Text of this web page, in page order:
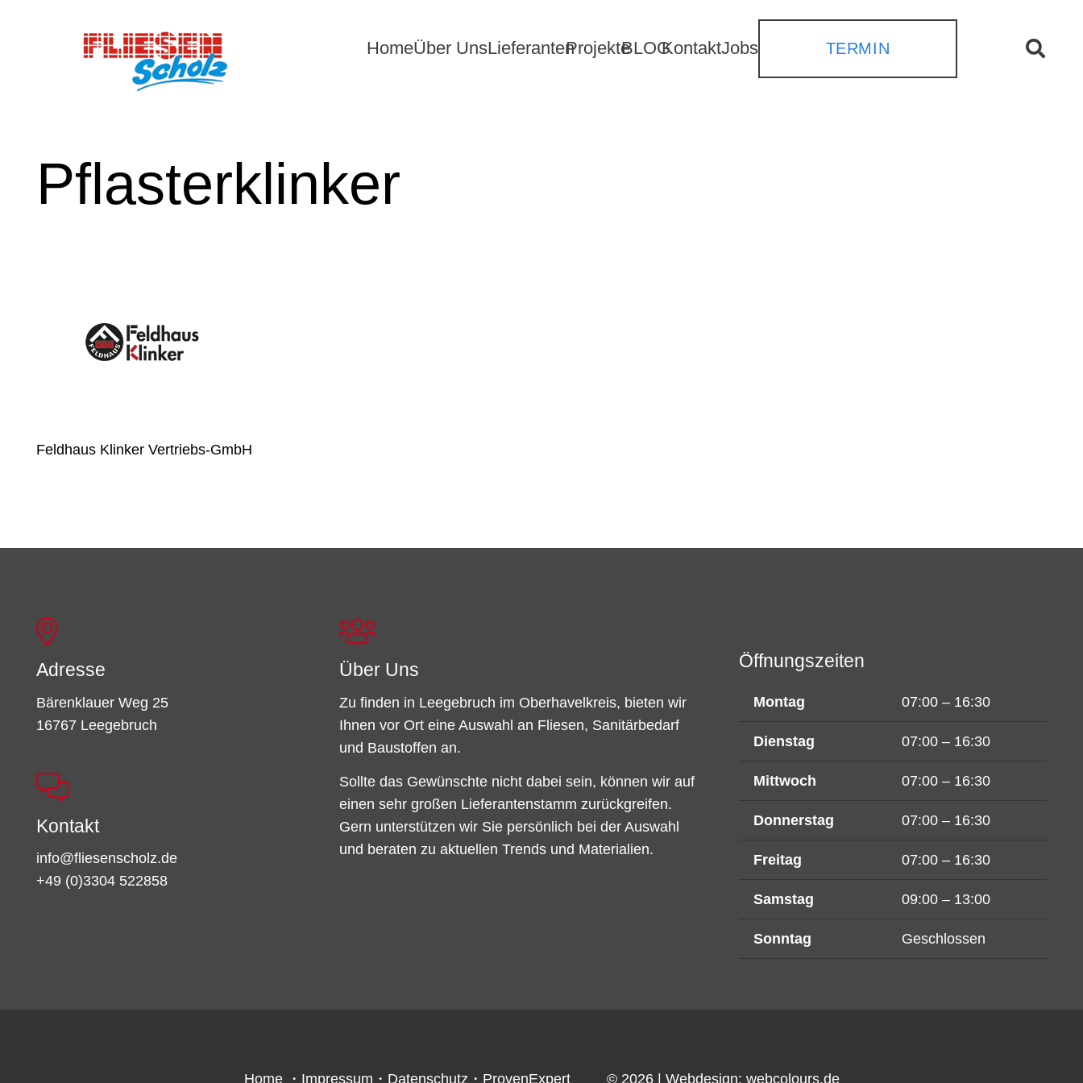
HomeÜber UnsLieferantenProjekteBLOGKontaktJobs TERMIN
Pflasterklinker
Feldhaus Klinker Vertriebs-GmbH
Adresse
Bärenklauer Weg 25
16767 Leegebruch
Kontakt
info@fliesenscholz.de
+49 (0)3304 522858
Über Uns
Zu finden in Leegebruch im Oberhavelkreis, bieten wir
Ihnen vor Ort eine Auswahl an Fliesen, Sanitärbedarf
und Baustoffen an.
Sollte das Gewünschte nicht dabei sein, können wir auf
einen sehr großen Lieferantenstamm zurückgreifen.
Gern unterstützen wir Sie persönlich bei der Auswahl
und beraten zu aktuellen Trends und Materialien.
Öffnungszeiten
Montag 07:00 – 16:30
Dienstag 07:00 – 16:30
Mittwoch 07:00 – 16:30
Donnerstag 07:00 – 16:30
Freitag 07:00 – 16:30
Samstag 09:00 – 13:00
Sonntag Geschlossen
Home ・ Impressum ・ Datenschutz ・ ProvenExpert © 2026 | Webdesign: webcolours.de